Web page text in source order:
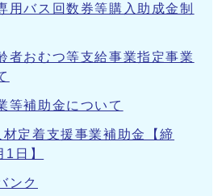
用バス回数券等購入助成金制
者おむつ等支給事業指定事業
等補助金について
定着支援事業補助金【締
日】
ンク